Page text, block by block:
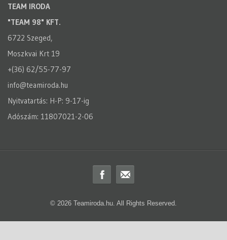
TEAM IRODA
"TEAM 98" KFT.
6722 Szeged,
Moszkvai Krt 19
+(36) 62/55-77-97
info@teamiroda.hu
Nyitvatartás: H-P: 9-17-ig
Adószám: 11807021-2-06
© 2026 Teamiroda.hu. All Rights Reserved.